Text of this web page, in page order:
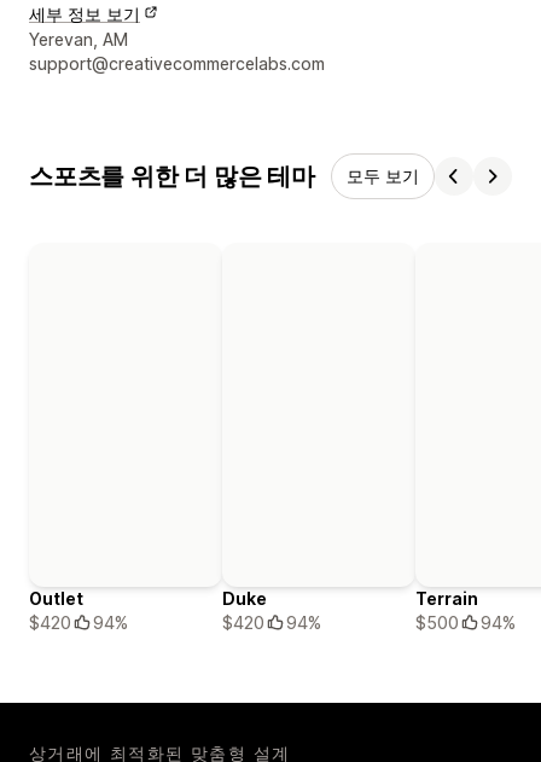
세부 정보 보기
디자이너 연락처 세부 정보
Yerevan, AM
support@creativecommercelabs.com
스포츠를 위한 더 많은 테마 모두 보기
Outlet
$420
94%
Duke
$420
94%
Terrain
$500
94%
상거래에 최적화된 맞춤형 설계